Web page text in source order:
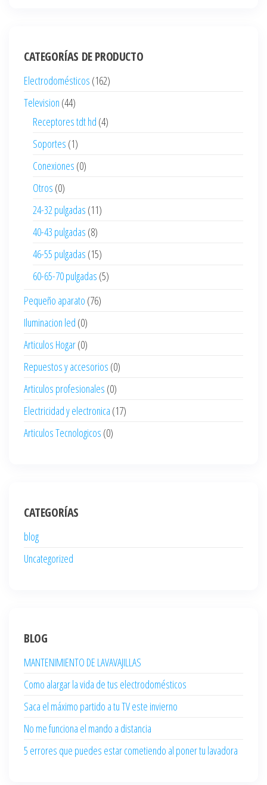
CATEGORÍAS DE PRODUCTO
Electrodomésticos (162)
Television (44)
Receptores tdt hd (4)
Soportes (1)
Conexiones (0)
Otros (0)
24-32 pulgadas (11)
40-43 pulgadas (8)
46-55 pulgadas (15)
60-65-70 pulgadas (5)
Pequeño aparato (76)
Iluminacion led (0)
Articulos Hogar(0)
Repuestos y accesorios (0)
Articulos profesionales (0)
Electricidad y electronica (17)
Articulos Tecnologicos (0)
CATEGORÍAS
blog
Uncategorized
BLOG
MANTENIMIENTO DE LAVAVAJILLAS
Como alargar la vida de tus electrodomésticos
Saca el máximo partido a tu TV este invierno
No me funciona el mando a distancia
5 errores que puedes estar cometiendo al poner tu lavadora